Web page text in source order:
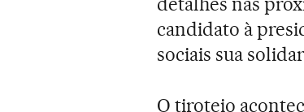
candidato à
sociais sua
O tiroteio